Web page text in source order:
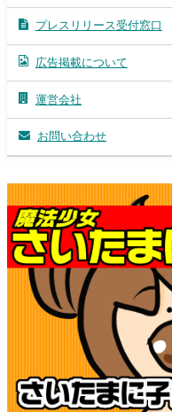
プレスリリース受付窓口
広告掲載について
運営会社
お問い合わせ